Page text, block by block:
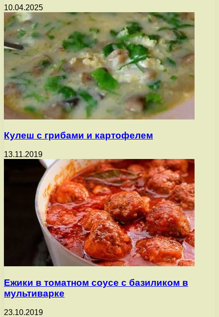
10.04.2025
Кулеш с грибами и картофелем
13.11.2019
Ежики в томатном соусе с базиликом в
мультиварке
23.10.2019